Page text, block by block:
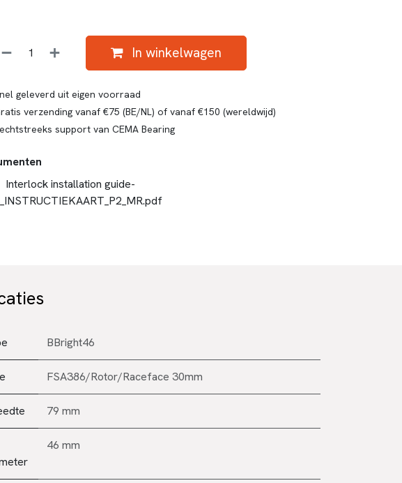
In winkelwagen
geleverd uit eigen voorraad
verzending vanaf €75 (BE/NL) of vanaf €150 (wereldwijd)
support van CEMA Bearing
Interlock installation guide-
BBright46
FSA386/Rotor/Raceface 30mm
79 mm
46 mm